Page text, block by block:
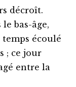
décroît.
bas-âge,
temps écoulé
; ce jour
entre la